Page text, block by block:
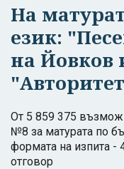
На
език:
на Йовков
От 5 859 375
№8 за матурата по
формата на изпита -
отговор